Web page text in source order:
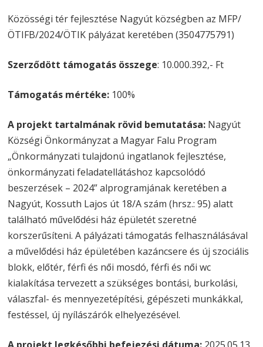
Közösségi tér fejlesztése Nagyút községben az MFP/
ÖTIFB/2024/ÖTIK pályázat keretében (3504775791)
Szerződött támogatás összege: 10.000.392,- Ft
Támogatás mértéke: 100%
A projekt tartalmának rövid bemutatása: Nagyút
Községi Önkormányzat a Magyar Falu Program
„Önkormányzati tulajdonú ingatlanok fejlesztése,
önkormányzati feladatellátáshoz kapcsolódó
beszerzések – 2024” alprogramjának keretében a
Nagyút, Kossuth Lajos út 18/A szám (hrsz.: 95) alatt
található művelődési ház épületét szeretné
korszerűsíteni. A pályázati támogatás felhasználásával
a művelődési ház épületében kazáncsere és új szociális
blokk, előtér, férfi és női mosdó, férfi és női wc
kialakítása tervezett a szükséges bontási, burkolási,
válaszfal- és mennyezetépítési, gépészeti munkákkal,
festéssel, új nyílászárók elhelyezésével.